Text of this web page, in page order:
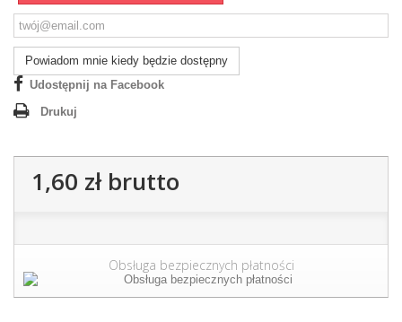
Powiadom mnie kiedy będzie dostępny
Udostępnij na Facebook
Drukuj
1,60 złbrutto
Obsługa bezpiecznych płatności